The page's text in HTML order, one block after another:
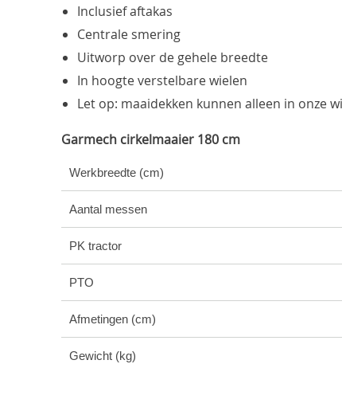
Inclusief aftakas
Centrale smering
Uitworp over de gehele breedte
In hoogte verstelbare wielen
Let op: maaidekken kunnen alleen in onze
Garmech cirkelmaaier 180 cm
Werkbreedte (cm)
Aantal messen
PK tractor
PTO
Afmetingen (cm)
Gewicht (kg)